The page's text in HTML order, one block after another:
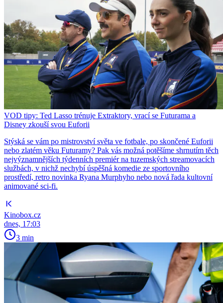
VOD tipy: Ted Lasso trénuje Extraktory, vrací se Futurama a
Disney zkouší svou Euforii
Stýská se vám po mistrovství světa ve fotbale, po skončené Euforii
nebo zlatém věku Futuramy? Pak vás možná potěšíme shrnutím těch
nejvýznamnějších týdenních premiér na tuzemských streamovacích
službách, v nichž nechybí úspěšná komedie ze sportovního
prostředí, retro novinka Ryana Murphyho nebo nová řada kultovní
animované sci-fi.
Kinobox.cz
dnes, 17:03
3 min